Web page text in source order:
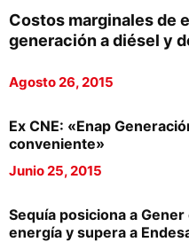
Costos marginales de
generación a diésel y
Agosto 26, 2015
Ex CNE: «Enap
conveniente»
Junio 25, 2015
Sequía posiciona a
energía y supera a